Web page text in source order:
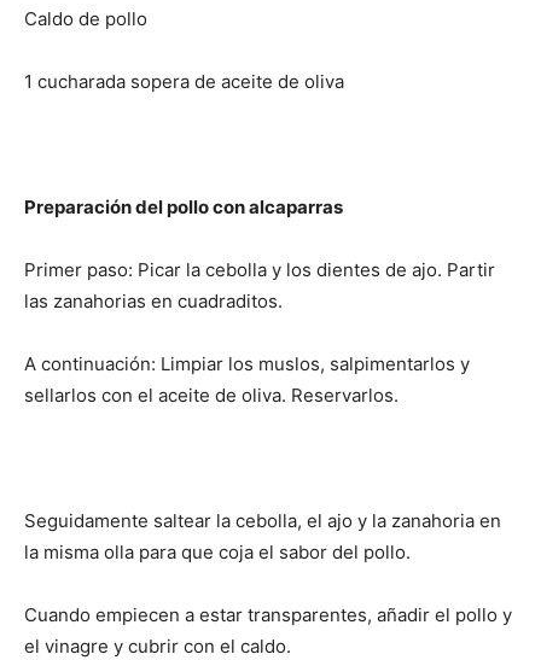
Caldo de pollo
1 cucharada sopera de aceite de oliva
Preparación del pollo con alcaparras
Primer paso: Picar la cebolla y los dientes de ajo. Partir
las zanahorias en cuadraditos.
A continuación: Limpiar los muslos, salpimentarlos y
sellarlos con el aceite de oliva. Reservarlos.
Seguidamente saltear la cebolla, el ajo y la zanahoria en
la misma olla para que coja el sabor del pollo.
Cuando empiecen a estar transparentes, añadir el pollo y
el vinagre y cubrir con el caldo.